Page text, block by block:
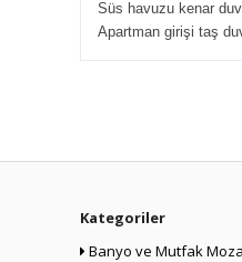
Süs havuzu kenar
Apartman girişi taş
Kategoriler
Banyo ve Mutfak